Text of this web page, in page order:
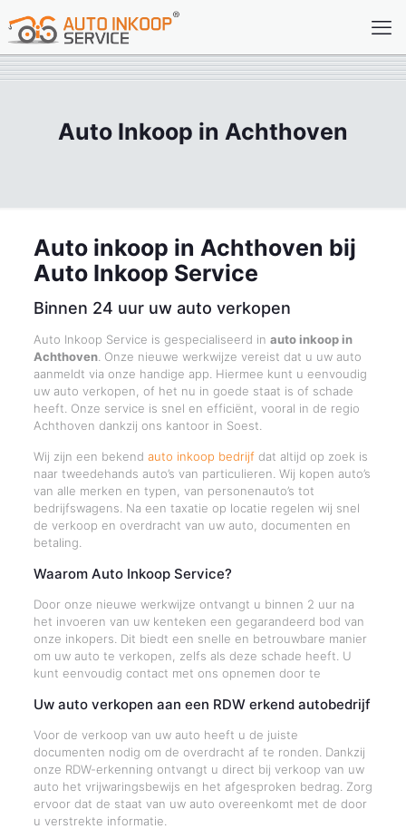
Auto Inkoop in Achthoven
Auto inkoop in Achthoven bij
Auto Inkoop Service
Binnen 24 uur uw auto verkopen
Auto Inkoop Service is gespecialiseerd in auto inkoop in
Achthoven. Onze nieuwe werkwijze vereist dat u uw auto
aanmeldt via onze handige app. Hiermee kunt u eenvoudig
uw auto verkopen, of het nu in goede staat is of schade
heeft. Onze service is snel en efficiënt, vooral in de regio
Achthoven dankzij ons kantoor in Soest.
Wij zijn een bekend auto inkoop bedrijfdat altijd op zoek is
naar tweedehands auto’s van particulieren. Wij kopen auto’s
van alle merken en typen, van personenauto’s tot
bedrijfswagens. Na een taxatie op locatie regelen wij snel
de verkoop en overdracht van uw auto, documenten en
betaling.
Waarom Auto Inkoop Service?
Door onze nieuwe werkwijze ontvangt u binnen 2 uur na
het invoeren van uw kenteken een gegarandeerd bod van
onze inkopers. Dit biedt een snelle en betrouwbare manier
om uw auto te verkopen, zelfs als deze schade heeft. U
kunt eenvoudig contact met ons opnemen door te
Uw auto verkopen aan een RDW erkend autobedrijf
Voor de verkoop van uw auto heeft u de juiste
documenten nodig om de overdracht af te ronden. Dankzij
onze RDW-erkenning ontvangt u direct bij verkoop van uw
auto het vrijwaringsbewijs en het afgesproken bedrag. Zorg
ervoor dat de staat van uw auto overeenkomt met de door
u verstrekte informatie.